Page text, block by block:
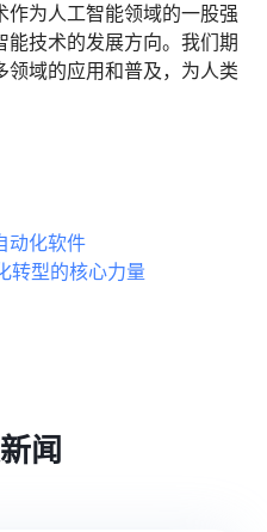
为人工智能领域的一股强
技术的发展方向。我们期
域的应用和普及，为人类
动化软件
转型的核心力量
闻